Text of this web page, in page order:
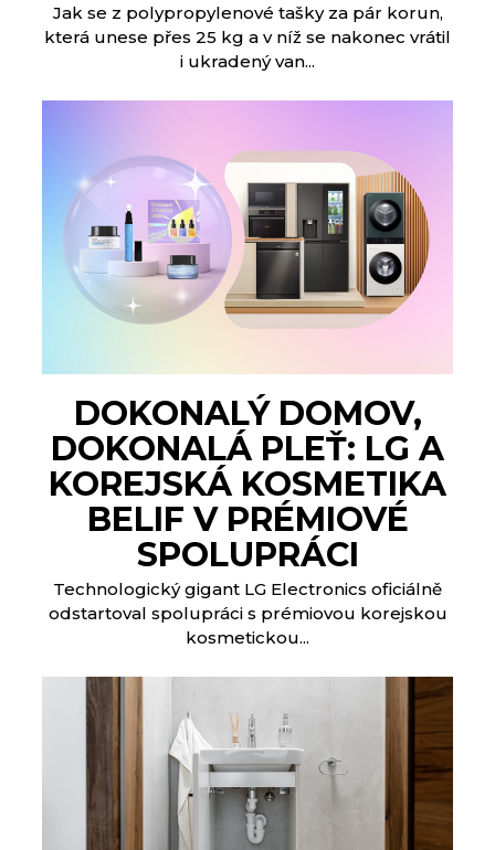
Jak se z polypropylenové tašky za pár korun,
která unese přes 25 kg a v níž se nakonec vrátil
i ukradený van...
DOKONALÝ DOMOV,
DOKONALÁ PLEŤ: LG A
KOREJSKÁ KOSMETIKA
BELIF V PRÉMIOVÉ
SPOLUPRÁCI
Technologický gigant LG Electronics oficiálně
odstartoval spolupráci s prémiovou korejskou
kosmetickou...